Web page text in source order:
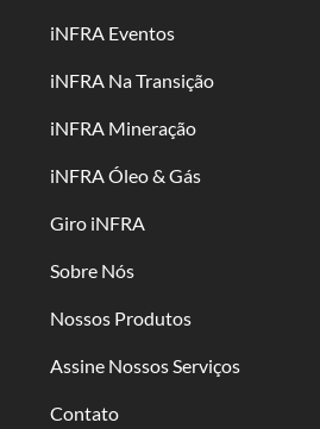
iNFRA Eventos
iNFRA Na Transição
iNFRA Mineração
iNFRA Óleo & Gás
Giro iNFRA
Sobre Nós
Nossos Produtos
Assine Nossos Serviços
Contato